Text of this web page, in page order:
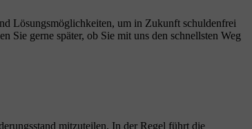
Lösungsmöglichkeiten, um in Zukunft schuldenfrei
Sie gerne später, ob Sie mit uns den schnellsten Weg
mitzuteilen. In der Regel führt die